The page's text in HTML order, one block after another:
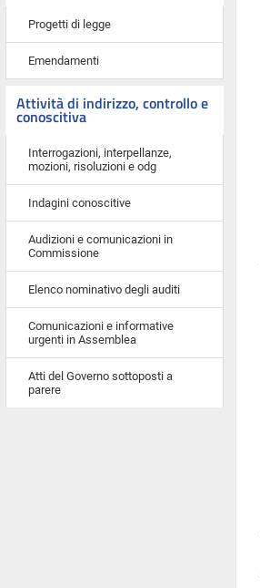
Progetti di legge
Emendamenti
Attività di indirizzo, controllo e
conoscitiva
Interrogazioni, interpellanze,
mozioni, risoluzioni e odg
Indagini conoscitive
Audizioni e comunicazioni in
Commissione
Elenco nominativo degli auditi
Comunicazioni e informative
urgenti in Assemblea
Atti del Governo sottoposti a
parere